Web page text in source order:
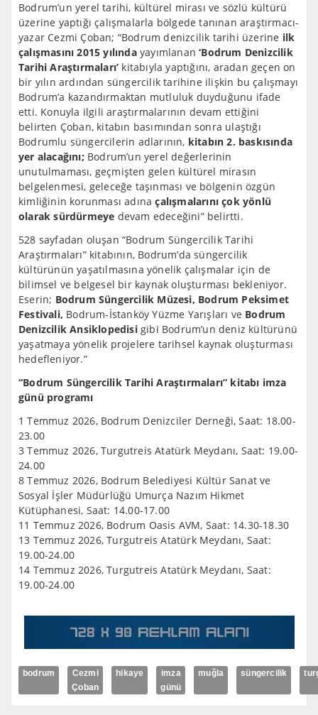
Bodrum’un yerel tarihi, kültürel mirası ve sözlü kültürü
üzerine yaptığı çalışmalarla bölgede tanınan araştırmacı-
yazar Cezmi Çoban; “Bodrum denizcilik tarihi üzerine ilk
çalışmasını 2015 yılındayayımlanan‘Bodrum Denizcilik
Tarihi Araştırmaları’ kitabıyla yaptığını, aradan geçen on
bir yılın ardından süngercilik tarihine ilişkin bu çalışmayı
Bodrum’a kazandırmaktan mutluluk duyduğunu ifade
etti. Konuyla ilgili araştırmalarının devam ettiğini
belirten Çoban, kitabın basımından sonra ulaştığı
Bodrumlu süngercilerin adlarının, kitabın 2. baskısında
yer alacağını; Bodrum’un yerel değerlerinin
unutulmaması, geçmişten gelen kültürel mirasın
belgelenmesi, geleceğe taşınması ve bölgenin özgün
kimliğinin korunması adınaçalışmalarını çok yönlü
olarak sürdürmeye devam edeceğini” belirtti.
528 sayfadan oluşan “Bodrum Süngercilik Tarihi
Araştırmaları” kitabının, Bodrum’da süngercilik
kültürünün yaşatılmasına yönelik çalışmalar için de
bilimsel ve belgesel bir kaynak oluşturması bekleniyor.
Eserin; Bodrum Süngercilik Müzesi, Bodrum Peksimet
Festivali, Bodrum-İstanköy Yüzme Yarışları ve Bodrum
Denizcilik Ansiklopedisigibi Bodrum’un deniz kültürünü
yaşatmaya yönelik projelere tarihsel kaynak oluşturması
hedefleniyor.”
“Bodrum Süngercilik Tarihi Araştırmaları” kitabı imza
günü programı
1 Temmuz 2026, Bodrum Denizciler Derneği, Saat: 18.00-
23.00
3 Temmuz 2026, Turgutreis Atatürk Meydanı, Saat: 19.00-
24.00
8 Temmuz 2026, Bodrum Belediyesi Kültür Sanat ve
Sosyal İşler Müdürlüğü Umurça Nazım Hikmet
Kütüphanesi, Saat: 14.00-17.00
11 Temmuz 2026, Bodrum Oasis AVM, Saat: 14.30-18.30
13 Temmuz 2026, Turgutreis Atatürk Meydanı, Saat:
19.00-24.00
14 Temmuz 2026, Turgutreis Atatürk Meydanı, Saat:
19.00-24.00
bodrum
Cezmi
Çoban
hikaye
imza
günü
muğla süngercilik